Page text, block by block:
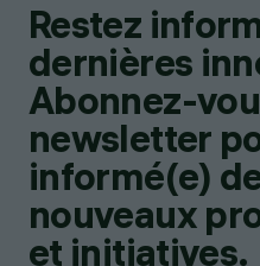
Restez
dernières
Abonnez-
newsletter
informé(e)
nouveaux
et initiatives.